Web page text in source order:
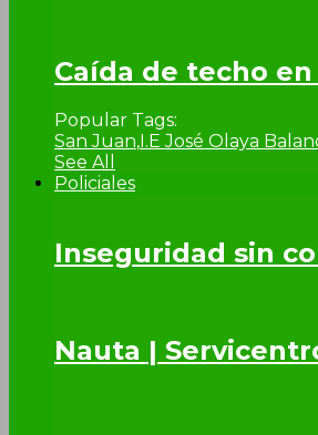
Caída de techo
Popular Tags:
San Juan, I.E José Olaya
See All
Policiales
Inseguridad sin
Nauta |